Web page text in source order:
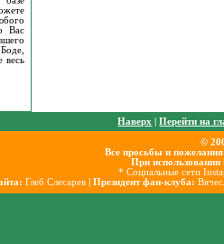
Вас
весь
Наверх |Перейти на
©
Все просьбы и
При использовании
* Социальные сети
Глеб Слесарев | Президент фан-клуба: